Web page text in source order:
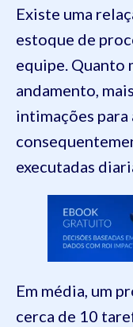
Existe uma
estoque de
equipe. Quanto
andamento,
intimações para
executadas
Em média, um
cerca de 10